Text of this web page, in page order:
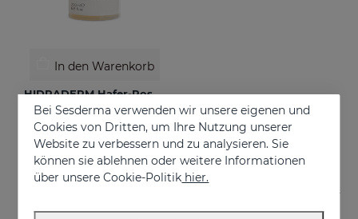
In den Warenkorb
HIDRADERM Hafer-Rosen-Wasser
Facial toner
€ 12,95
Bei Sesderma verwenden wir unsere eigenen und
Cookies von Dritten, um Ihre Nutzung unserer
Website zu verbessern und zu analysieren. Sie
können sie ablehnen oder weitere Informationen
über unsere Cookie-Politik hier.